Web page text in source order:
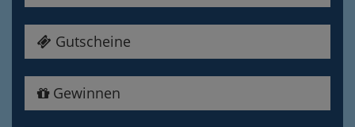
Gutscheine
Gewinnen